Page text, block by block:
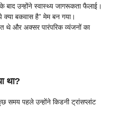
उन्होंने स्वास्थ्य जागरूकता फैलाई।
क्या बकवास है” मेम बन गया।
थे और अक्सर पारंपरिक व्यंजनों का
था?
पहले उन्होंने किडनी ट्रांसप्लांट